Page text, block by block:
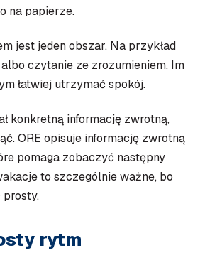
na papierze.
jest jeden obszar. Na przykład
albo czytanie ze zrozumieniem. Im
łatwiej utrzymać spokój.
konkretną informację zwrotną,
ORE opisuje informację zwrotną
pomaga zobaczyć następny
to szczególnie ważne, bo
prosty.
rytm